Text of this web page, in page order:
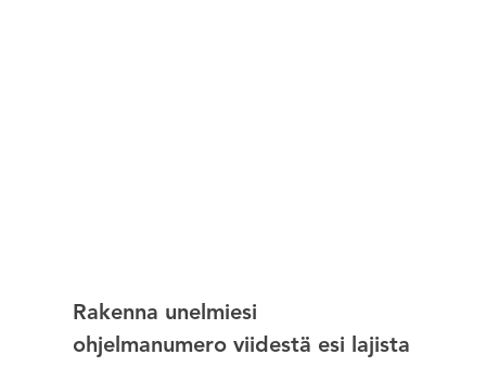
Rakenna unelmiesi
ohjelmanumero viidestä esi lajista